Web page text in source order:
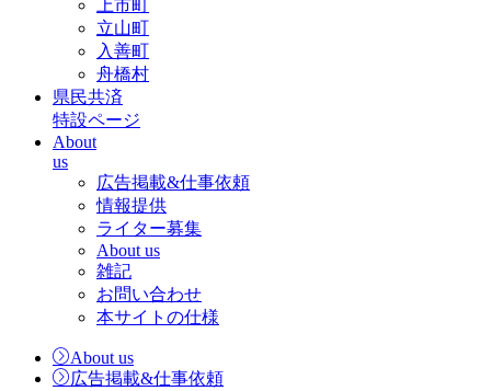
上市町
立山町
入善町
舟橋村
県民共済
特設ページ
About
us
広告掲載&仕事依頼
情報提供
ライター募集
About us
雑記
お問い合わせ
本サイトの仕様
About us
広告掲載&仕事依頼